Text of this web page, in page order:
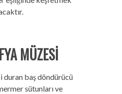
MÜZESİ
duran baş döndürücü
sütunları ve